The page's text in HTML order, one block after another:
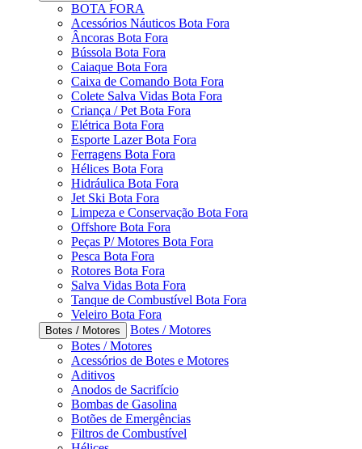
BOTA FORA
Acessórios Náuticos Bota Fora
Âncoras Bota Fora
Bússola Bota Fora
Caiaque Bota Fora
Caixa de Comando Bota Fora
Colete Salva Vidas Bota Fora
Criança / Pet Bota Fora
Elétrica Bota Fora
Esporte Lazer Bota Fora
Ferragens Bota Fora
Hélices Bota Fora
Hidráulica Bota Fora
Jet Ski Bota Fora
Limpeza e Conservação Bota Fora
Offshore Bota Fora
Peças P/ Motores Bota Fora
Pesca Bota Fora
Rotores Bota Fora
Salva Vidas Bota Fora
Tanque de Combustível Bota Fora
Veleiro Bota Fora
Botes / Motores
Botes / Motores
Botes / Motores
Acessórios de Botes e Motores
Aditivos
Anodos de Sacrifício
Bombas de Gasolina
Botões de Emergências
Filtros de Combustível